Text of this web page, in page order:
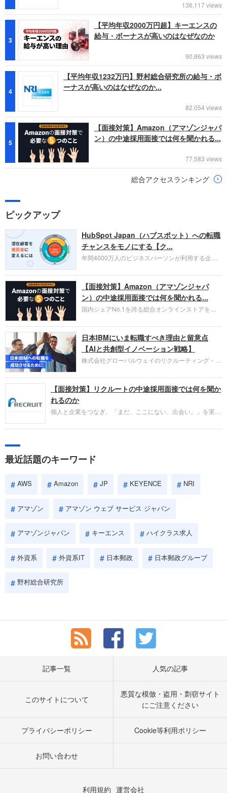
136,117 views
3
【平均年収2000万円超】キーエンスの
給与・ボーナスが高いのはなぜなのか
90,863 views
4
【平均年収1232万円】野村総合研究所の給与・ボ
ーナスが高いのはなぜなのか...
82,054 views
5
【面接対策】Amazon（アマゾンジャパ
ン）の中途採用面接では何を聞かれる...
77,583 views
総合アクセスランキング
ピックアップ
HubSpot Japan（ハブスポット）への転職
チャンスをモノにする【ク...
年間4000万人のビジネスパーソンが利用する企業
お勧めするイチオシ企業をご紹介します。今回はク
ラウド型CRMプラットフォームを提供する
HubSpot Japan（ハブスポット・ジャパン）株式会
社です。採用面接対策の企業研究にご活用くださ
い。
【面接対策】Amazon（アマゾンジャパ
ン）の中途採用面接では何を聞かれる...
国内シェアNo.1を誇る総合オンラインストアを運
圧倒的な存在感を持つAmazon。中途採用面接では
過去の具体的な業務成果やリーダーシップの発揮、
失敗からの学びが重視され、人間性やカルチャーフ
ィットも評価対象となり、長期的に成長できる仲間
であるかを多角的に審査されます。
日本IBMにいま転職すべき理由と留意点
【AIと共創型イノベーション戦略】
株式会社グローバルウェイのリクルーティング・パ
パーソンが利用する企業口コミサイト「キャリコ
ネ」の転職エージェントがお勧めするイチオシ企業
IBMです。採用面接対策の企業研究にご活用くださ
い。
【面接対策】リクルートの中途採用面接では何を聞か
れるのか
個人と企業をつなぎ、「まだ、ここにない、出会い。」を実現
やこれまでの成果を具体的に問われるほか、「人間性」も評価
しょう。
最近話題のキーワード
AWS Amazon JP KEYENCE NRI
アマゾン アマゾン ウェブ サービス ジャパン
アマゾンジャパン キーエンス ハイクラス求人
外資系 外資系IT 日本郵政 日本郵政グループ
野村総合研究所
記事一覧 人気の記事
このサイトについて
悪質な模倣・盗用・剽窃サイト
にご注意ください
プライバシーポリシー Cookie等利用ポリシー
お問い合わせ
利用規約 運営会社